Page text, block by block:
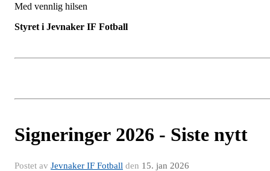
Med vennlig hilsen
Styret i Jevnaker IF Fotball
Signeringer 2026 - Siste nytt
Postet av Jevnaker IF Fotball den 15. jan 2026